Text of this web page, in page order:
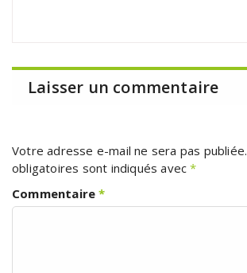
Laisser un commentaire
Votre adresse e-mail ne sera pas publiée.
obligatoires sont indiqués avec*
Commentaire*